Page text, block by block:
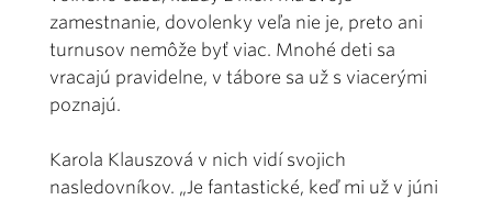
zamestnanie, dovolenky veľa nie je, preto ani
turnusov nemôže byť viac. Mnohé deti sa
vracajú pravidelne, v tábore sa už s viacerými
poznajú.
Karola Klauszová v nich vidí svojich
nasledovníkov. „Je fantastické, keď mi už v júni